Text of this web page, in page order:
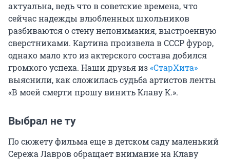
актуальна, ведь что в советские времена, что
сейчас надежды влюбленных школьников
разбиваются о стену непонимания, выстроенную
сверстниками. Картина произвела в СССР фурор,
однако мало кто из актерского состава добился
громкого успеха. Наши друзья из«СтарХита»
выяснили, как сложилась судьба артистов ленты
«В моей смерти прошу винить Клаву К.».
Выбрал не ту
По сюжету фильма еще в детском саду маленький
Сережа Лавров обращает внимание на Клаву